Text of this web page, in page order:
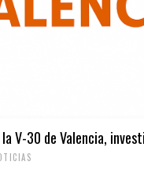
V-30 de Valencia,